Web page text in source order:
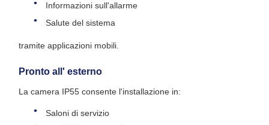
Informazioni sull'allarme
Salute del sistema
tramite applicazioni mobili.
Pronto all' esterno
La camera IP55 consente l'installazione in:
Saloni di servizio